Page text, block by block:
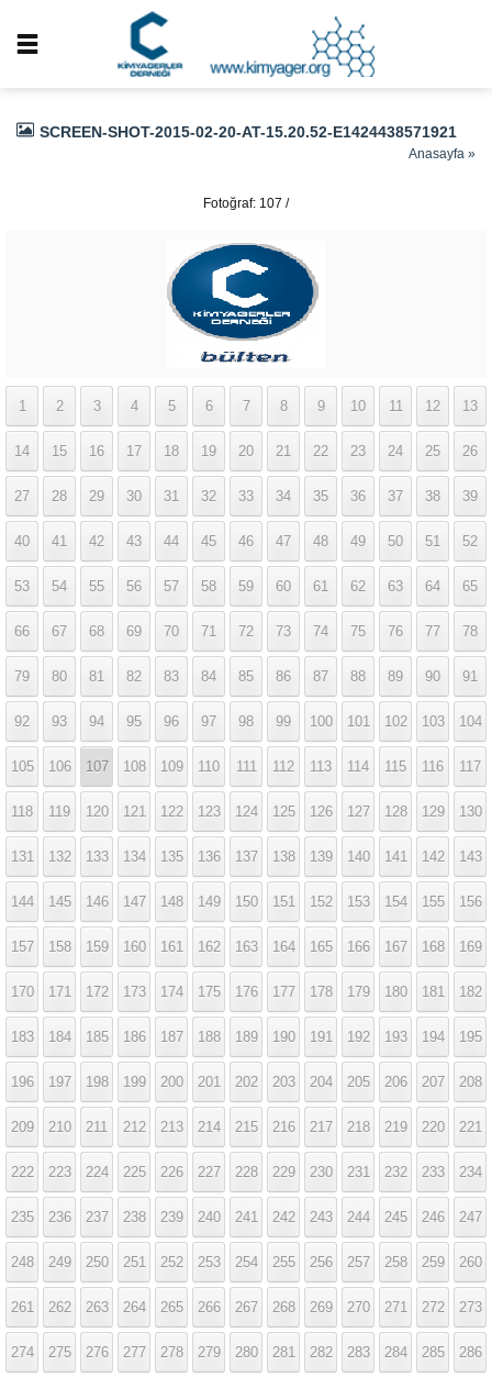
SCREEN-SHOT-2015-02-20-AT-15.20.52-E1424438571921
Anasayfa »
Fotoğraf: 107 /
1 2 3 4 5 6 7 8 9 10 11 12 13
14 15 16 17 18 19 20 21 22 23 24 25 26
27 28 29 30 31 32 33 34 35 36 37 38 39
40 41 42 43 44 45 46 47 48 49 50 51 52
53 54 55 56 57 58 59 60 61 62 63 64 65
66 67 68 69 70 71 72 73 74 75 76 77 78
79 80 81 82 83 84 85 86 87 88 89 90 91
92 93 94 95 96 97 98 99 100 101 102 103 104
105 106 107 108 109 110 111 112 113 114 115 116 117
118 119 120 121 122 123 124 125 126 127 128 129 130
131 132 133 134 135 136 137 138 139 140 141 142 143
144 145 146 147 148 149 150 151 152 153 154 155 156
157 158 159 160 161 162 163 164 165 166 167 168 169
170 171 172 173 174 175 176 177 178 179 180 181 182
183 184 185 186 187 188 189 190 191 192 193 194 195
196 197 198 199 200 201 202 203 204 205 206 207 208
209 210 211 212 213 214 215 216 217 218 219 220 221
222 223 224 225 226 227 228 229 230 231 232 233 234
235 236 237 238 239 240 241 242 243 244 245 246 247
248 249 250 251 252 253 254 255 256 257 258 259 260
261 262 263 264 265 266 267 268 269 270 271 272 273
274 275 276 277 278 279 280 281 282 283 284 285 286